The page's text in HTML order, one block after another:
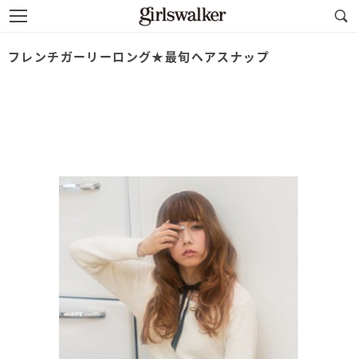
フレンチガーリーロング★最旬ヘアスナップ